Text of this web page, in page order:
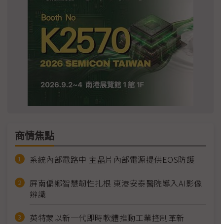
商情焦點
系統內部電路中 主晶片內部電源提供EOS防護
屏南偏鄉智慧韌性扎根 東港安泰醫院導入AI影像
辨識
英特蒙以新一代即時軟體推動工業控制革新